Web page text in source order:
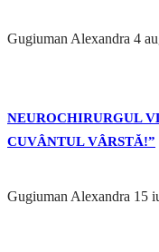
Gugiuman Alexandra 4
NEUROCHIRURGUL
CUVÂNTUL VÂRSTĂ!”
Gugiuman Alexandra 15